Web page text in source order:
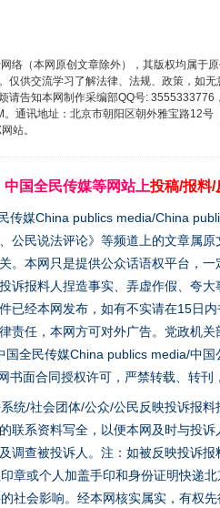
络（本网原创文章除外），其版权均属
仅供交流学习了解法律、法规、政策，如
请告知本网制作采编部QQ号:
通讯地址：北京市朝阳区朝外雅宝路12
站。
国全民传媒等网站上投稿/报料/
传媒China publics media/China
公民说法评论》等频道上的文章属
。本网只是提供公众话语权平台，
诉报料人捏造事实、弄虚作假、夸
已经本网发布，如有不实请在15日
责任，本网方可对外广告。党政机
全民传媒China publics media/中
面合同授权许可，严禁转载、转刊
统/社会团体/公众/公民反映投诉报
联系资料写全，以便本网及时与投
调查被投诉人。注：如被反映投诉
章或个人加盖手印和身份证明快递
社会影响。经本网核实属实，有权